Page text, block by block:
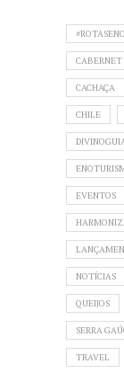
CABERNET
CACHAÇA
CHILE
EVENTOS
NOTÍCIAS
QUEIJOS
SERRA
TRAVEL